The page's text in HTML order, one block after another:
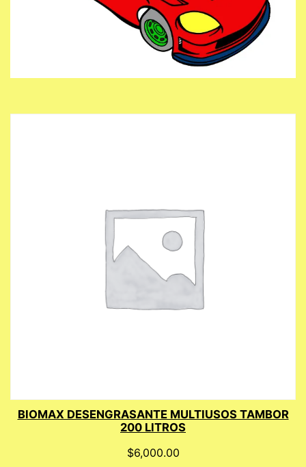
BIOMAX DESENGRASANTE MULTIUSOS TAMBOR
200 LITROS
$6,000.00